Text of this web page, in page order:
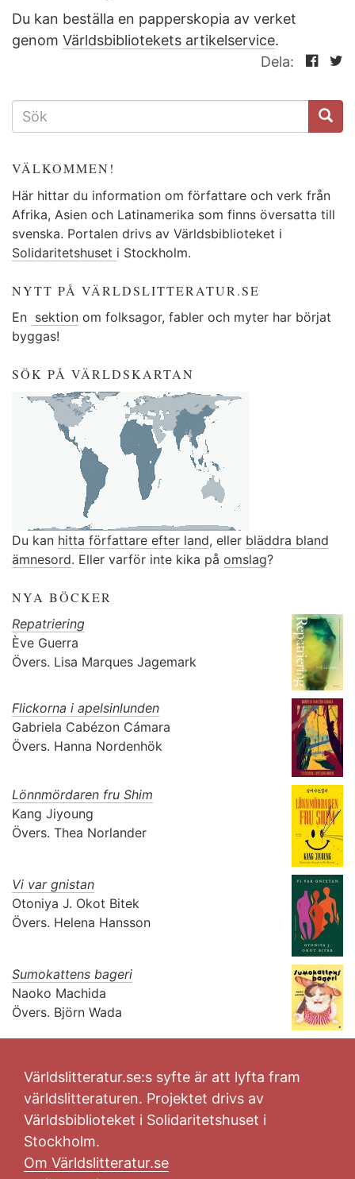
Du kan beställa en papperskopia av verket
genom Världsbibliotekets artikelservice.
Dela:
SÖKFORMULÄR
VÄLKOMMEN!
Här hittar du information om författare och verk från
Afrika, Asien och Latinamerika som finns översatta till
svenska. Portalen drivs av Världsbiblioteket i
Solidaritetshuset i Stockholm.
NYTT PÅ VÄRLDSLITTERATUR.SE
En sektion om folksagor, fabler och myter har börjat
byggas!
SÖK PÅ VÄRLDSKARTAN
Du kan hitta författare efter land, eller bläddra bland
ämnesord. Eller varför inte kika på omslag?
NYA BÖCKER
Repatriering
Ève Guerra
Övers. Lisa Marques Jagemark
Flickorna i apelsinlunden
Gabriela Cabézon Cámara
Övers. Hanna Nordenhök
Lönnmördaren fru Shim
Kang Jiyoung
Övers. Thea Norlander
Vi var gnistan
Otoniya J. Okot Bitek
Övers. Helena Hansson
Sumokattens bageri
Naoko Machida
Övers. Björn Wada
Världslitteratur.se:s syfte är att lyfta fram
världslitteraturen. Projektet drivs av
Världsbiblioteket i Solidaritetshuset i
Stockholm.
Om Världslitteratur.se